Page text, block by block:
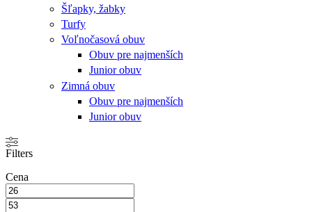
Šľapky, žabky
Turfy
Voľnočasová obuv
Obuv pre najmenších
Junior obuv
Zimná obuv
Obuv pre najmenších
Junior obuv
Filters
Cena